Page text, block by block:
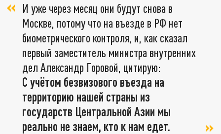
И уже через месяц они будут снова в
Москве, потому что на въезде в РФ нет
биометрического контроля, и, как сказал
первый заместитель министра внутренних
дел Александр Горовой, цитирую:
С учётом безвизового въезда на
территорию нашей страны из
государств Центральной Азии мы
реально не знаем, кто к нам едет.